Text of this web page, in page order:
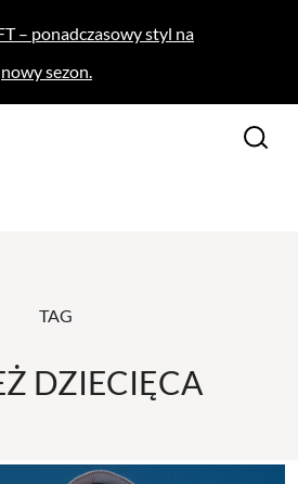
– ponadczasowy styl na
nowy sezon.
TAG
DZIECIĘCA